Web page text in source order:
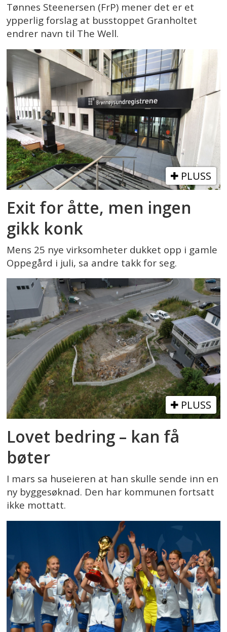
Tønnes Steenersen (FrP) mener det er et
ypperlig forslag at busstoppet Granholtet
endrer navn til The Well.
PLUSS
Exit for åtte, men ingen
gikk konk
Mens 25 nye virksomheter dukket opp i gamle
Oppegård i juli, sa andre takk for seg.
PLUSS
Lovet bedring – kan få
bøter
I mars sa huseieren at han skulle sende inn en
ny byggesøknad. Den har kommunen fortsatt
ikke mottatt.